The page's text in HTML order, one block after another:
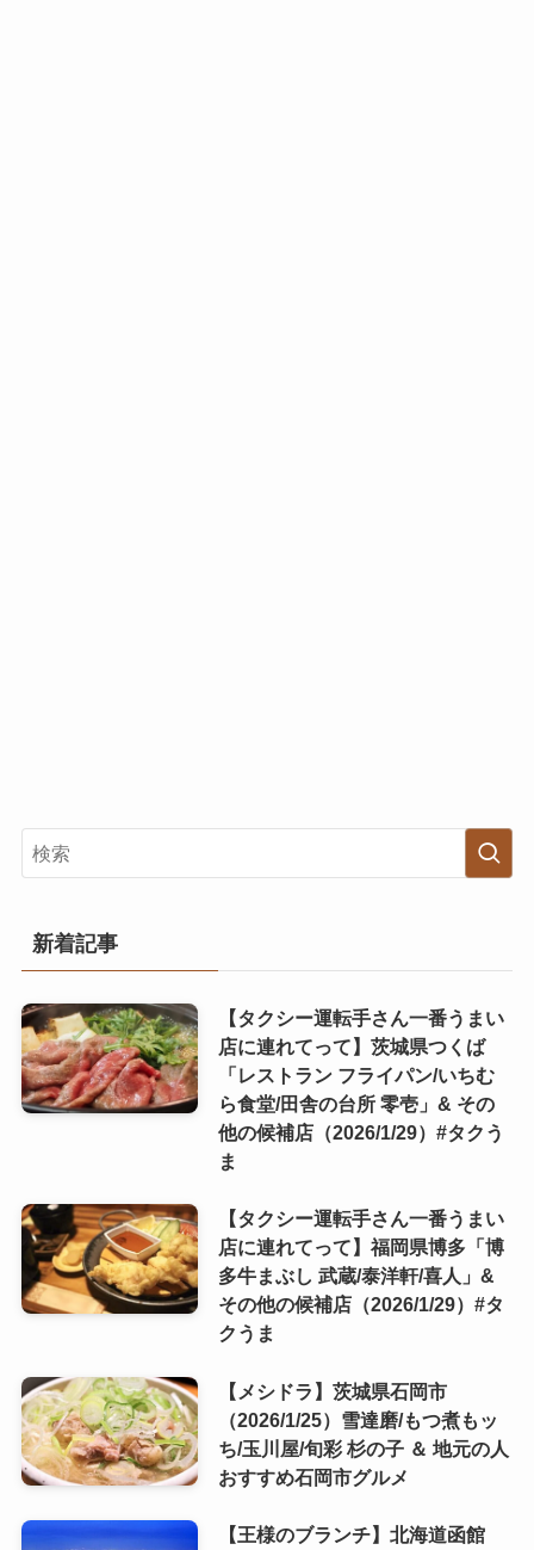
新着記事
【タクシー運転手さん一番うまい
店に連れてって】茨城県つくば
「レストラン フライパン/いちむ
ら食堂/田舎の台所 零壱」& その
他の候補店（2026/1/29）#タクう
ま
【タクシー運転手さん一番うまい
店に連れてって】福岡県博多「博
多牛まぶし 武蔵/泰洋軒/喜人」&
その他の候補店（2026/1/29）#タ
クうま
【メシドラ】茨城県石岡市
（2026/1/25）雪達磨/もつ煮もッ
ち/玉川屋/旬彩 杉の子 ＆ 地元の人
おすすめ石岡市グルメ
【王様のブランチ】北海道函館